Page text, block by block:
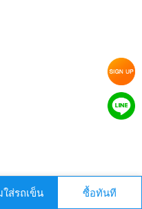
ใส่รถเข็น ซื้อทันที